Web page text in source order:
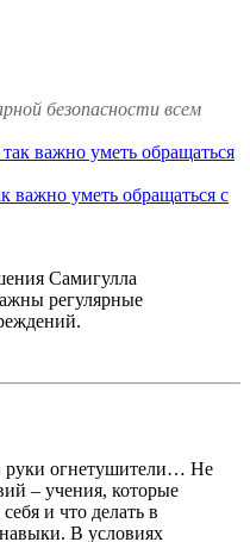
безопасности всем
важно уметь обращаться с
Самигулла
регулярные
руки огнетушители… Не
– учения, которые
и что делать в
В условиях